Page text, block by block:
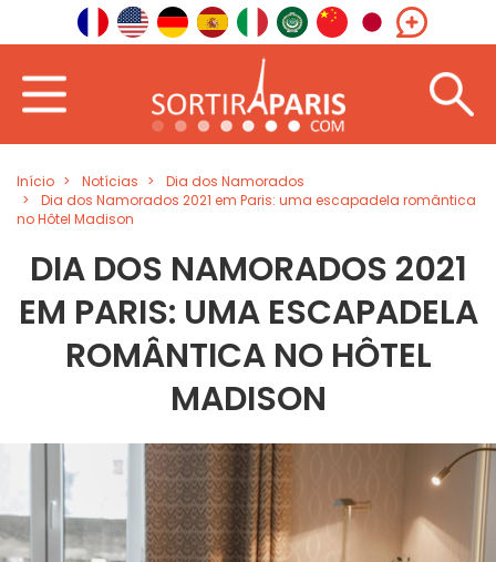
Início Notícias
Dia dos Namorados
Dia dos Namorados 2021 em Paris: uma escapadela romântica
no Hôtel Madison
DIA DOS NAMORADOS 2021
EM PARIS: UMA ESCAPADELA
ROMÂNTICA NO HÔTEL
MADISON